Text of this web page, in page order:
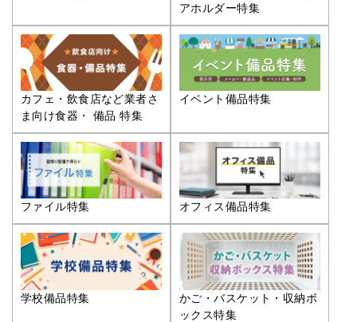
アホルダー特集
カフェ・飲食店など業者さ
ま向け食器・ 備品 特集
イベント備品特集
ファイル特集 オフィス備品特集
学校備品特集
かご・バスケット・収納ボ
ックス特集